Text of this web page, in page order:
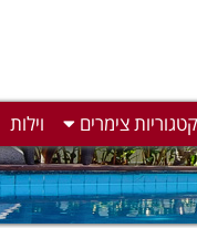
קטגוריות צימרים וילות